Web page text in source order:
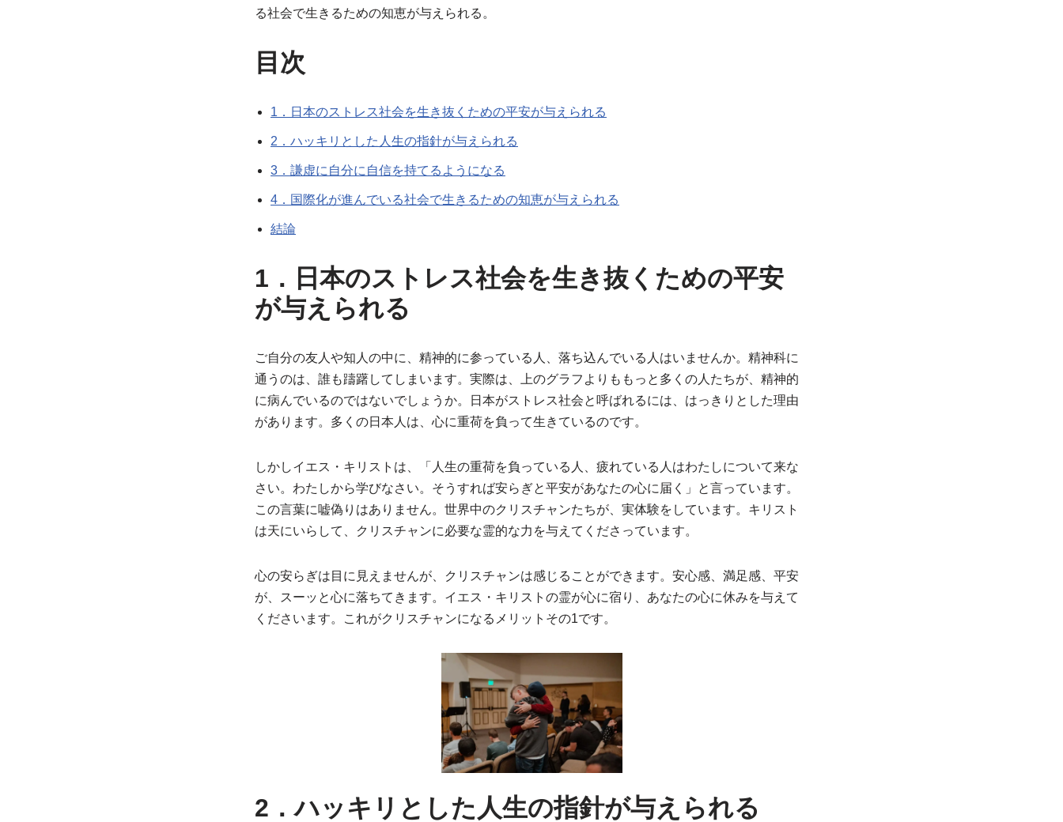
る社会で生きるための知恵が与えられる。
目次
1．日本のストレス社会を生き抜くための平安が与えられる
2．ハッキリとした人生の指針が与えられる
3．謙虚に自分に自信を持てるようになる
4．国際化が進んでいる社会で生きるための知恵が与えられる
結論
1．日本のストレス社会を生き抜くための平安
が与えられる
ご自分の友人や知人の中に、精神的に参っている人、落ち込んでいる人はいませんか。精神科に
通うのは、誰も躊躇してしまいます。実際は、上のグラフよりももっと多くの人たちが、精神的
に病んでいるのではないでしょうか。日本がストレス社会と呼ばれるには、はっきりとした理由
があります。多くの日本人は、心に重荷を負って生きているのです。
しかしイエス・キリストは、「人生の重荷を負っている人、疲れている人はわたしについて来な
さい。わたしから学びなさい。そうすれば安らぎと平安があなたの心に届く」と言っています。
この言葉に嘘偽りはありません。世界中のクリスチャンたちが、実体験をしています。キリスト
は天にいらして、クリスチャンに必要な霊的な力を与えてくださっています。
心の安らぎは目に見えませんが、クリスチャンは感じることができます。安心感、満足感、平安
が、スーッと心に落ちてきます。イエス・キリストの霊が心に宿り、あなたの心に休みを与えて
くださいます。これがクリスチャンになるメリットその1です。
2．ハッキリとした人生の指針が与えられる